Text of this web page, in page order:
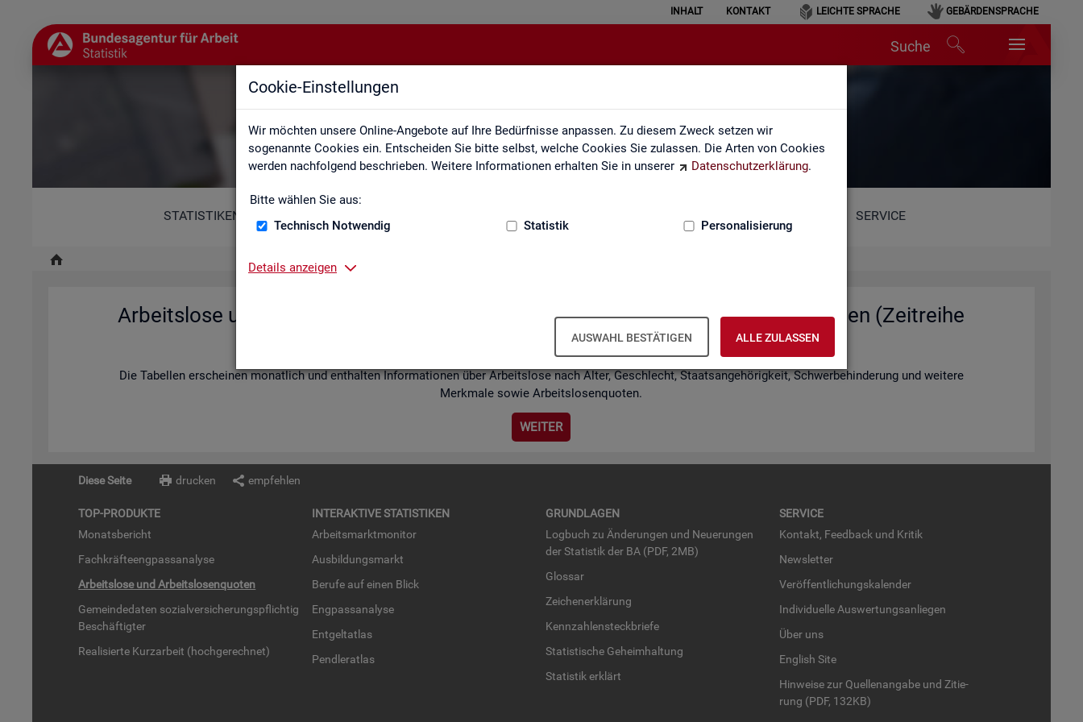
Cookie-Einstellungen
Wir möchten unsere Online-Angebote auf Ihre Bedürfnisse anpassen. Zu diesem Zweck setzen wir
sogenannte Cookies ein. Entscheiden Sie bitte selbst, welche Cookies Sie zulassen. Die Arten von Cookies
werden nachfolgend beschrieben. Weitere Informationen erhalten Sie in unserer
Datenschutzerklärung.
Bitte wählen Sie aus:
Technisch Notwendig
Statistik Personalisierung
Details anzeigen
AUSWAHL BESTÄTIGEN ALLE ZULASSEN
INHALT KONTAKT LEICHTE SPRACHE GEBÄRDENSPRACHE
Suche
Arbeitslose und Arbeitslosenquoten
STATISTIKEN SERVICE
Ar­beits­lo­se und Ar­beits­lo­sen­quo­ten - Deutsch­land, Län­der, Krei­se und Ge­mein­den (Zeit­rei­he
Mo­nats- und Jah­res­zah­len)
Die Ta­bel­len er­schei­nen mo­nat­lich und ent­hal­ten In­for­ma­tio­nen über Ar­beits­lo­se nach Alter, Ge­schlecht, Staats­an­ge­hö­rig­keit, Schwer­be­hin­de­rung und wei­te­re
Merk­ma­le sowie Ar­beits­lo­sen­quo­ten.
WEI­TER
Diese Seite drucken empfehlen
TOP-PRO­DUK­TE
Mo­nats­be­richt
Fach­kräf­te­eng­pass­ana­ly­se
Ar­beits­lo­se und Ar­beits­lo­sen­quo­ten
Ge­mein­de­da­ten so­zi­al­ver­si­che­rungs­pflich­tig
Be­schäf­tig­ter
Rea­li­sier­te Kurz­ar­beit (hoch­ge­rech­net)
IN­TER­AK­TI­VE STA­TIS­TI­KEN
Ar­beits­markt­mo­ni­tor
Aus­bil­dungs­markt
Be­ru­fe auf einen Blick
Eng­pass­ana­ly­se
Ent­gel­t­at­las
Pend­ler­at­las
GRUND­LA­GEN
Log­buch zu Än­de­run­gen und Neue­run­gen
der Sta­tis­tik der BA (PDF, 2MB)
Glos­sar
Zei­chen­er­klä­rung
Kenn­zah­len­steck­brie­fe
Sta­tis­ti­sche Ge­heim­hal­tung
Sta­tis­tik er­klärt
SER­VICE
Kon­takt, Feed­back und Kri­tik
News­let­ter
Ver­öf­fent­li­chungs­ka­len­der
In­di­vi­du­el­le Aus­wer­tungs­an­lie­gen
Über uns
English Site
Hin­wei­se zur Quel­len­an­ga­be und Zi­tie­
rung (PDF, 132KB)